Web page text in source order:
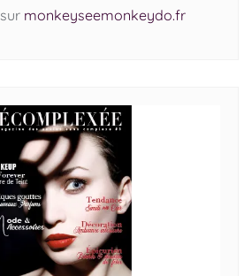
monkeyseemonkeydo.fr